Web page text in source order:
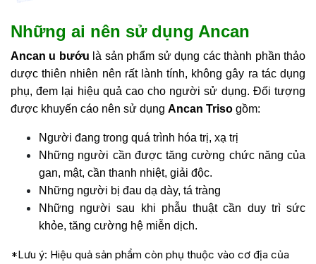
Những ai nên sử dụng Ancan
Ancan u bướu là sản phẩm sử dụng các thành phần thảo
dược thiên nhiên nên rất lành tính, không gây ra tác dụng
phụ, đem lại hiệu quả cao cho người sử dụng. Đối tượng
được khuyến cáo nên sử dụng Ancan Triso gồm:
Người đang trong quá trình hóa trị, xạ trị
Những người cần được tăng cường chức năng của
gan, mật, cần thanh nhiệt, giải độc.
Những người bị đau dạ dày, tá tràng
Những người sau khi phẫu thuật cần duy trì sức
khỏe, tăng cường hệ miễn dịch.
*Lưu ý: Hiệu quả sản phẩm còn phụ thuộc vào cơ địa của